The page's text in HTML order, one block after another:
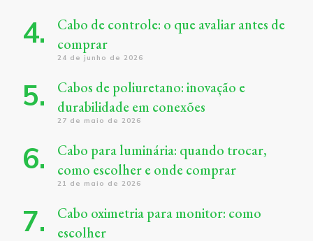
Cabo de controle: o que avaliar antes de
comprar
24 de junho de 2026
Cabos de poliuretano: inovação e
durabilidade em conexões
27 de maio de 2026
Cabo para luminária: quando trocar,
como escolher e onde comprar
21 de maio de 2026
Cabo oximetria para monitor: como
escolher